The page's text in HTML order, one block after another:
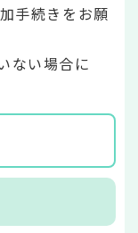
手続きをお願
ない場合に